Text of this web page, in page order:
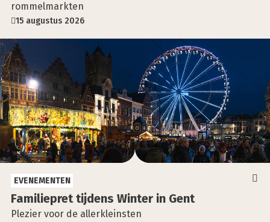
rommelmarkten
15 augustus 2026
Fami­lie­pret tij­dens Win­ter in Gent
Plezier voor de allerkleinsten
EVENEMENTEN